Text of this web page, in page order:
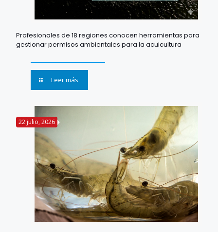
Profesionales de 18 regiones conocen herramientas para
gestionar permisos ambientales para la acuicultura
Leer más
22 julio, 2026